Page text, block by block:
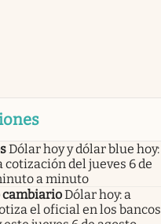
Dólar hoy y dólar blue hoy:
cotización del jueves 6 de
a minuto
cambiarioDólar hoy: a
el oficial en los bancos